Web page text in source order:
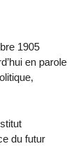
1905
en parole
du futur